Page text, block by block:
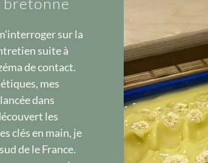
sur la
suite à
de contact.
mes
dans
les
clés en main, je
de le France.